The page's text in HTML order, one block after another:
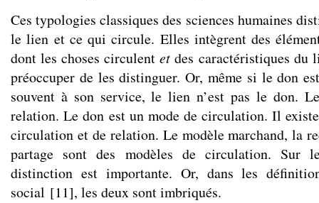
Ces typologies classiques des sciences humaines
le lien et ce qui circule. Elles intègrent des
dont les choses circulentet des caractéristiques du
préoccuper de les distinguer. Or, même si le don
souvent à son service, le lien n’est pas le don.
relation. Le don est un mode de circulation. Il
circulation et de relation. Le modèle marchand, la
partage sont des modèles de circulation. Sur
distinction est importante. Or, dans les
social [11], les deux sont imbriqués.